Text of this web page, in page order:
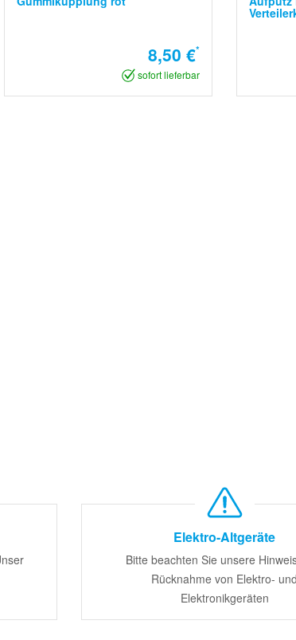
8,50 €*
sofort lieferbar
Elektro-Altgeräte
Bitte beachten Sie unsere
Rücknahme von Elektro- und
Elektronikgeräten